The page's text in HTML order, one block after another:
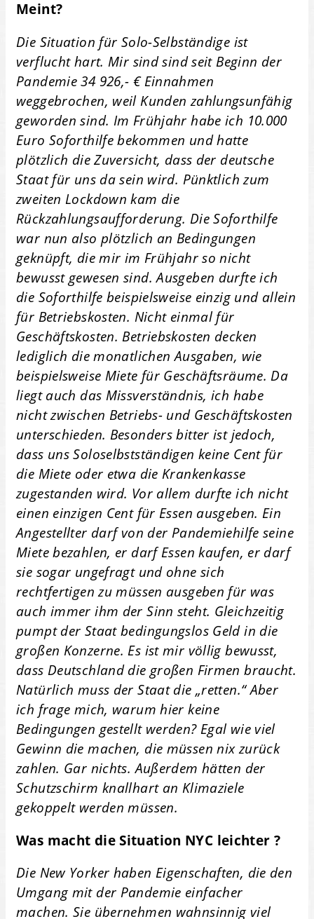
Meint?
Die Situation für Solo-Selbständige ist
verflucht hart. Mir sind sind seit Beginn der
Pandemie 34 926,- € Einnahmen
weggebrochen, weil Kunden zahlungsunfähig
geworden sind. Im Frühjahr habe ich 10.000
Euro Soforthilfe bekommen und hatte
plötzlich die Zuversicht, dass der deutsche
Staat für uns da sein wird. Pünktlich zum
zweiten Lockdown kam die
Rückzahlungsaufforderung. Die Soforthilfe
war nun also plötzlich an Bedingungen
geknüpft, die mir im Frühjahr so nicht
bewusst gewesen sind. Ausgeben durfte ich
die Soforthilfe beispielsweise einzig und allein
für Betriebskosten. Nicht einmal für
Geschäftskosten. Betriebskosten decken
lediglich die monatlichen Ausgaben, wie
beispielsweise Miete für Geschäftsräume. Da
liegt auch das Missverständnis, ich habe
nicht zwischen Betriebs- und Geschäftskosten
unterschieden. Besonders bitter ist jedoch,
dass uns Soloselbstständigen keine Cent für
die Miete oder etwa die Krankenkasse
zugestanden wird. Vor allem durfte ich nicht
einen einzigen Cent für Essen ausgeben. Ein
Angestellter darf von der Pandemiehilfe seine
Miete bezahlen, er darf Essen kaufen, er darf
sie sogar ungefragt und ohne sich
rechtfertigen zu müssen ausgeben für was
auch immer ihm der Sinn steht. Gleichzeitig
pumpt der Staat bedingungslos Geld in die
großen Konzerne. Es ist mir völlig bewusst,
dass Deutschland die großen Firmen braucht.
Natürlich muss der Staat die „retten.“ Aber
ich frage mich, warum hier keine
Bedingungen gestellt werden? Egal wie viel
Gewinn die machen, die müssen nix zurück
zahlen. Gar nichts. Außerdem hätten der
Schutzschirm knallhart an Klimaziele
gekoppelt werden müssen.
Was macht die Situation NYC leichter ?
Die New Yorker haben Eigenschaften, die den
Umgang mit der Pandemie einfacher
machen. Sie übernehmen wahnsinnig viel